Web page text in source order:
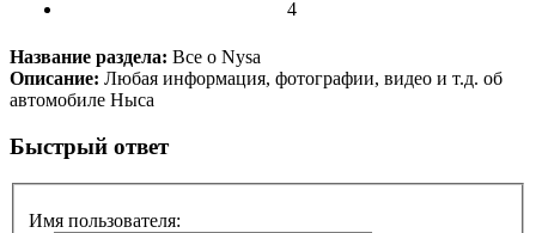
4
Название раздела: Все о Nysa
Описание: Любая информация, фотографии, видео и т.д. об
автомобиле Ныса
Быстрый ответ
Имя пользователя: